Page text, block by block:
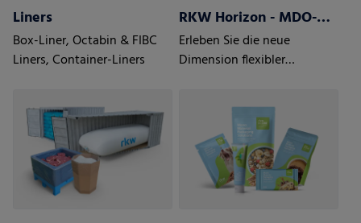
Liners
Box-Liner, Octabin & FIBC
Liners, Container-Liners
RKW Horizon - MDO-PE Folien
Erleben Sie die neue
Dimension flexibler
mono-axial gestreckten
Folien.